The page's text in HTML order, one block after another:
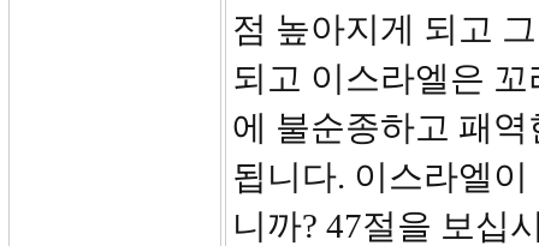
점 높아지게 되고
되고 이스라엘은
에 불순종하고 패
됩니다. 이스라엘
니까? 47절을 보십